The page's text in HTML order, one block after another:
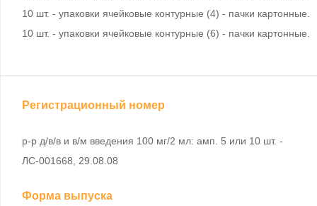
10 шт. - упаковки ячейковые контурные (4) - пачки картонные.
10 шт. - упаковки ячейковые контурные (6) - пачки картонные.
Регистрационный номер
р-р д/в/в и в/м введения 100 мг/2 мл: амп. 5 или 10 шт. -
ЛС-001668, 29.08.08
Форма выпуска